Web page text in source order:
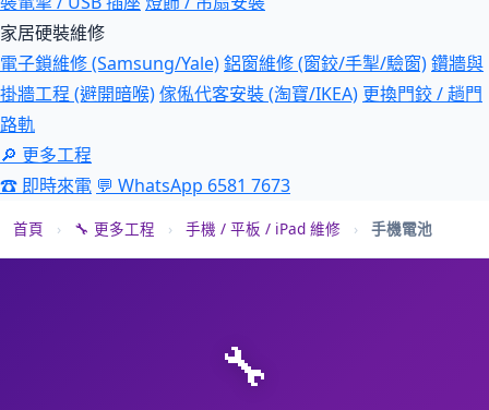
家居硬裝維修
電子鎖維修 (Samsung/Yale)鋁窗維修 (窗鉸/手掣/驗窗)鑽牆與
掛牆工程 (避開暗喉)傢俬代客安裝 (淘寶/IKEA) 更換門鉸 / 趟門
路軌
🔎 更多工程
☎ 即時來電 💬 WhatsApp 6581 7673
首頁 › 🔧 更多工程 › 手機 / 平板 / iPad 維修 › 手機電池
🔧